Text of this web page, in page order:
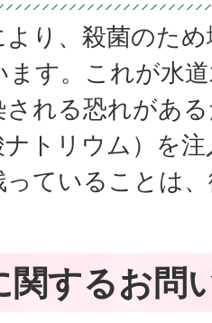
り、殺菌のた
ます。これが水
される恐れがあ
トリウム）を
ていることは
関するお問